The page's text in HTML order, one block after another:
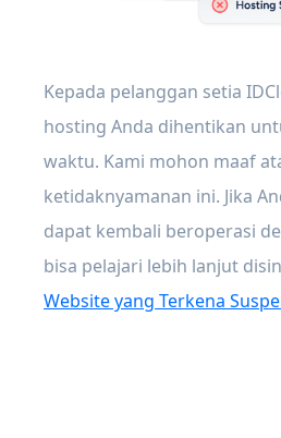
Kepada pelanggan setia
hosting Anda dihentikan
waktu. Kami mohon maaf
ketidaknyamanan ini. Jika
dapat kembali beroperasi
bisa pelajari lebih lanjut
Website yang Terkena